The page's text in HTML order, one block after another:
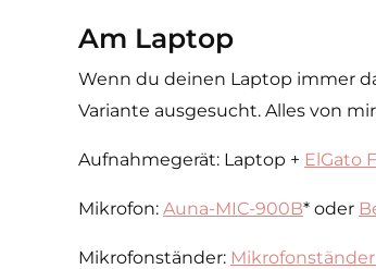
Am Laptop
Wenn du deinen Laptop immer
Variante ausgesucht. Alles von
Aufnahmegerät: Laptop + ElGato
Mikrofon: Auna-MIC-900B* oder
Mikrofonständer: